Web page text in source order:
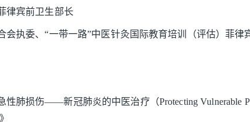
律宾前卫生部长
会执委、“一带一路”中医针灸国际教育培训（评估）菲律
性肺损伤——新冠肺炎的中医治疗（Protecting Vulnerable